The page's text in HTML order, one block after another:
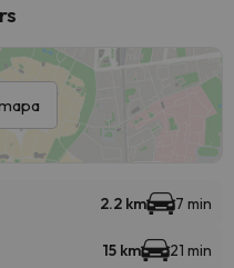
2.2 km 7 min
15 km 21 min